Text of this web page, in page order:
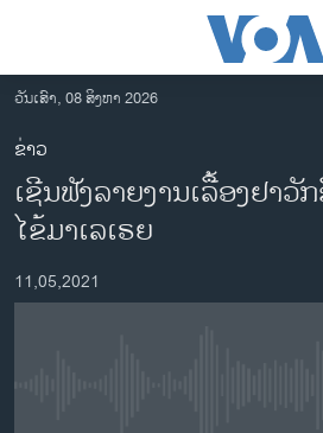
ເຂົ້າ
ຫາ
ຂ້າມ
ຂ້າມ
ຂ້າມ
ຫາ
ຊອກ
ອາເມຣິກາ
ຂ່າວ​ຈີນ
ວັນເສົາ, 08 ສິງຫາ 2026
ຂ່າວ
ເຊີນຟັງລາຍງານເລື້ອງຢາ
ໄຂ້ມາເລເຣຍ
11,05,2021